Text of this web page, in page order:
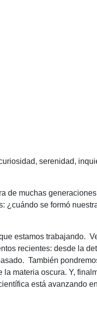
serenidad,
de muchas
¿cuándo se formó
estamos trabajando.
recientes: desde la
También
materia oscura. Y,
está avanzando